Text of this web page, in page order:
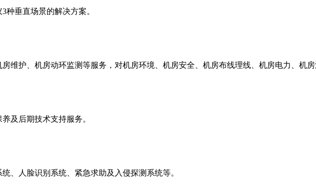
种垂直场景的解决方案。
维护、机房动环监测等服务，对机房环境、机房安全、机房布线理线、机房电力、机
及后期技术支持服务。
、人脸识别系统、紧急求助及入侵探测系统等。